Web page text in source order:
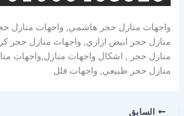
واجهات منازل حجر هاشمي, واجهات منازل
منازل حجر ابيض ازازي, واجهات منازل حجر
منازل حجر , اشكال واجهات منازل,واجهات
منازل حجر طبيعي, واجهات فلل
السابق